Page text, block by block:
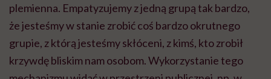
plemienna. Empatyzujemy z jedną grupą tak bardzo,
że jesteśmy w stanie zrobić coś bardzo okrutnego
grupie, z którą jesteśmy skłóceni, z kimś, kto zrobił
krzywdę bliskim nam osobom. Wykorzystanie tego